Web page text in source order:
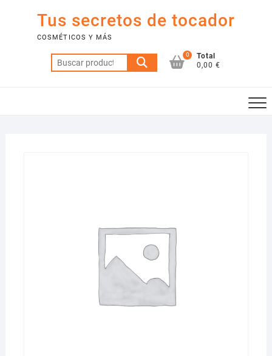
contenido
Tus secretos de tocador
COSMÉTICOS Y MÁS
Buscar
por:
0
Total
0,00 €